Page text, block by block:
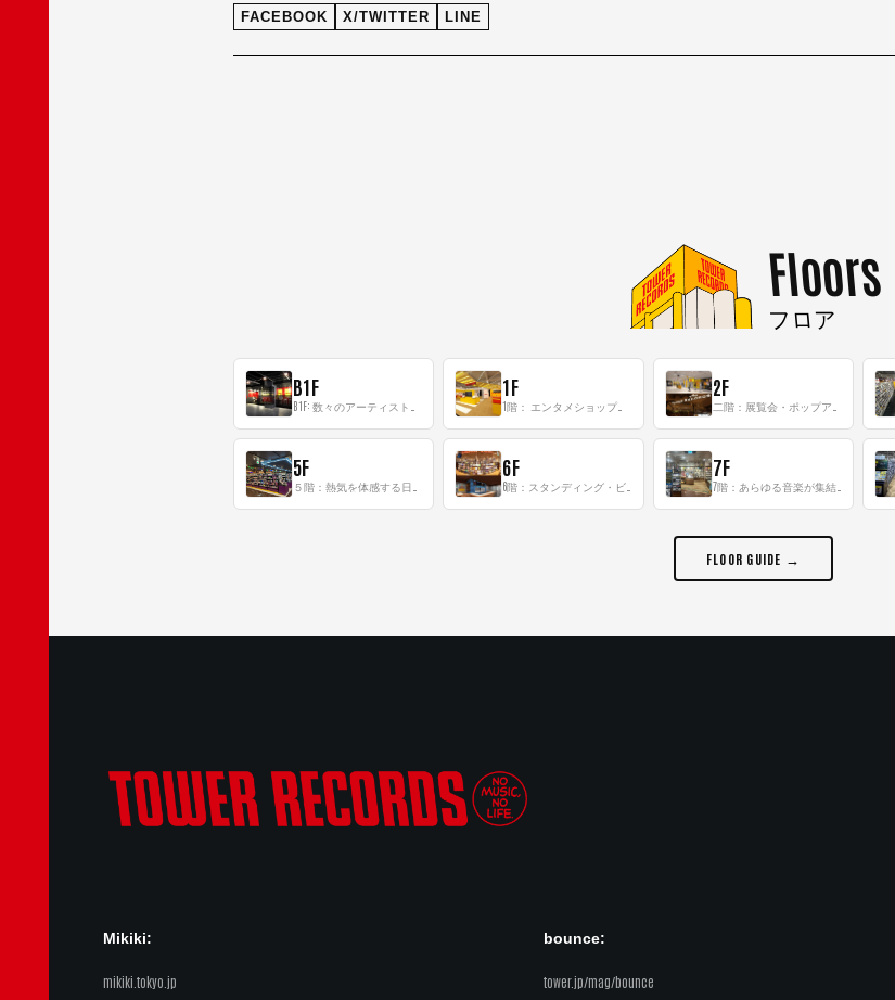
FACEBOOK X/TWITTER LINE
Floors
フロア
B1F 1F
1階： エンタメショップならではのイマーシブ空間
2F
5F 6F 7F
7階：あらゆる音楽が集結する最多ジャンルフロア！
FLOOR GUIDE →
Mikiki:
mikiki.tokyo.jp
bounce:
tower.jp/mag/bounce